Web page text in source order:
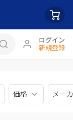
ログイン
新規登録
価格 メー